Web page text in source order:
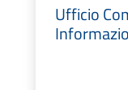
Ufficio